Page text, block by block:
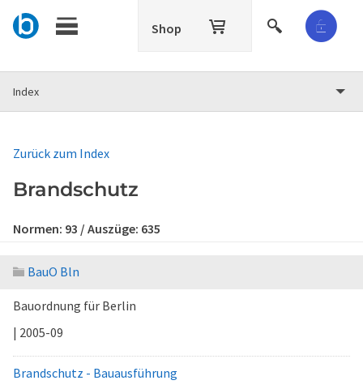
Shop
Index
Zurück zum Index
Brandschutz
Normen: 93 / Auszüge: 635
BauO Bln
Bauordnung für Berlin
| 2005-09
Brandschutz - Bauausführung